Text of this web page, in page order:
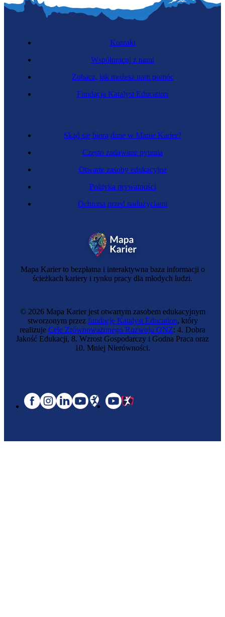
Mapa Karier to bezpłatna i interaktywna baza informacji o
ścieżkach kariery i rynku pracy dla młodych ludzi.
Skąd się biorą dane w Mapie Karier?
Często zadawane pytania
Otwarte zasoby edukacyjne
Polityka prywatności
Ochrona przed nadużyciami
Kontakt
Współpracuj z nami
Zobacz, jak możesz nam pomóc
Fundacja Katalyst Education
© 2026 Mapa Karier jest otwartym zasobem edukacyjnym
stworzonym przez fundację Katalyst Education, który
realizuje Cele Zrównoważonego Rozwoju ONZ: 4. Dobra
Jakość Edukacji, 8. Wzrost Gospodarczy i Godna Praca oraz
10. Mniej Nierówności.